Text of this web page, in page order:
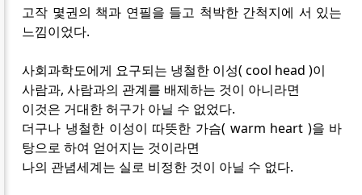
고작 몇권의 책과 연필을 들고 척박한 간척지에 서 있는
느낌이었다.
사회과학도에게 요구되는 냉철한 이성( cool head )이
사람과, 사람과의 관계를 배제하는 것이 아니라면
이것은 거대한 허구가 아닐 수 없었다.
더구나 냉철한 이성이 따뜻한 가슴( warm heart )을 바
탕으로 하여 얻어지는 것이라면
나의 관념세계는 실로 비정한 것이 아닐 수 없다.